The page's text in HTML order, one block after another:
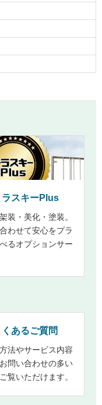
ラスキーPlus
装・美化・塗装。
わせて安心をプラ
るオプションサー
くあるご質問
法やサービス内容
問い合わせの多い
覧いただけます。